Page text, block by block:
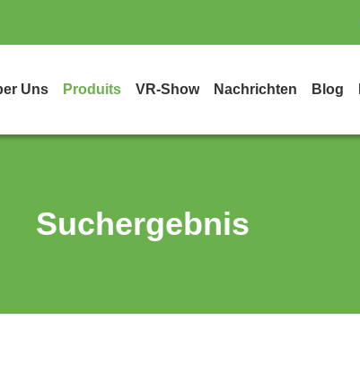
Uns Produits VR-Show Nachrichten Blog
Suchergebnis